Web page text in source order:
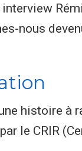
nous
histoire à
le CRIR